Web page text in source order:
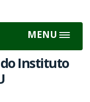
MENU
Toggle
Instituto